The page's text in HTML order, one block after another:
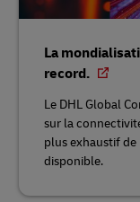
La
record.
Le DHL Global
sur la
plus exhaustif
disponible.